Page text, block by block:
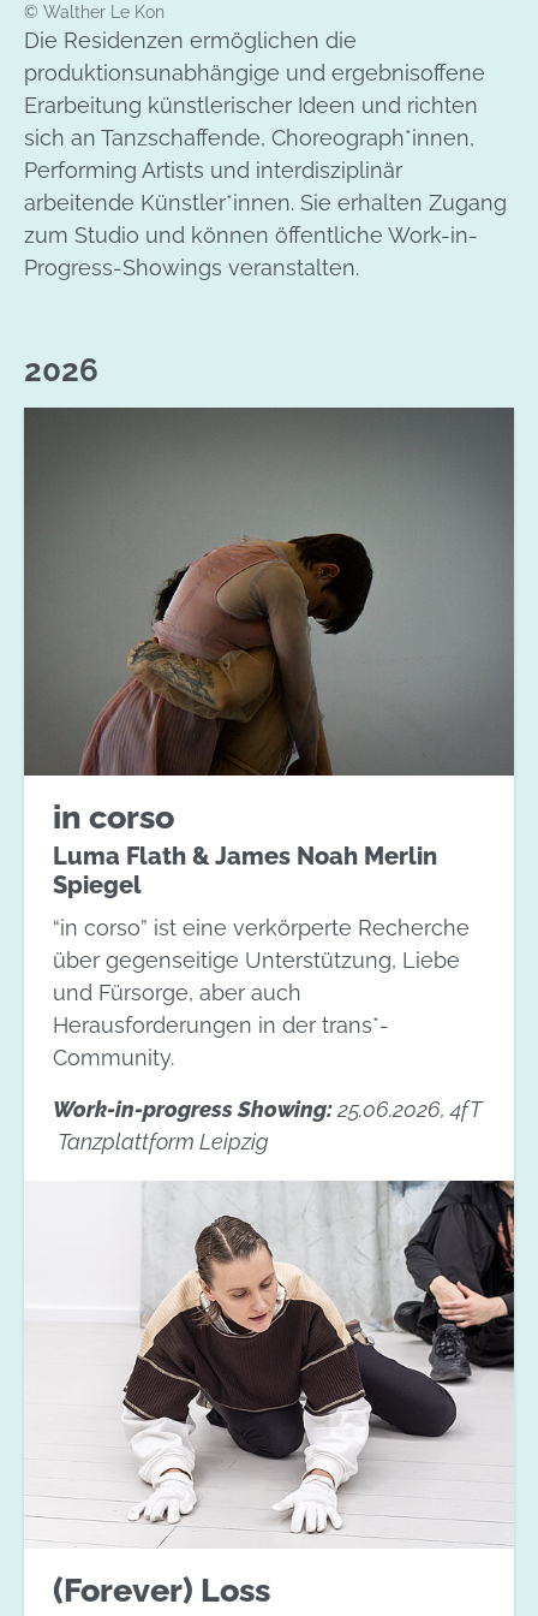
© Walther Le Kon
Die Residenzen ermöglichen die
produktionsunabhängige und ergebnisoffene
Erarbeitung künstlerischer Ideen und richten
sich an Tanzschaffende, Choreograph*innen,
Performing Artists und interdisziplinär
arbeitende Künstler*innen. Sie erhalten Zugang
zum Studio und können öffentliche Work-in-
Progress-Showings veranstalten.
2026
in corso
Luma Flath & James Noah Merlin
Spiegel
“in corso” ist eine verkörperte Recherche
über gegenseitige Unterstützung, Liebe
und Fürsorge, aber auch
Herausforderungen in der trans*-
Community.
Work-in-progress Showing:25.06.2026, 4fT
Tanzplattform Leipzig
(Forever) Loss